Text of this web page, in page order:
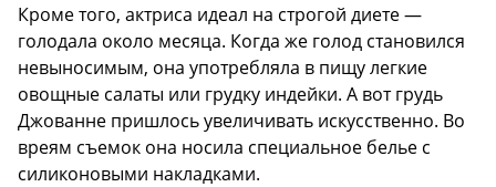
Кроме того, актриса идеал на строгой диете —
голодала около месяца. Когда же голод становился
невыносимым, она употребляла в пищу легкие
овощные салаты или грудку индейки. А вот грудь
Джованне пришлось увеличивать искусственно. Во
вреям съемок она носила специальное белье с
силиконовыми накладками.